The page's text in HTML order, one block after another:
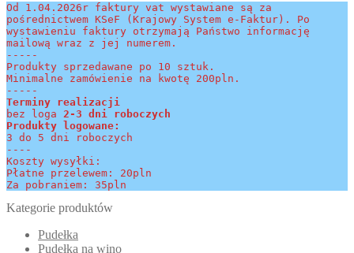
Od 1.04.2026r faktury vat wystawiane są za
pośrednictwem KSeF (Krajowy System e-Faktur). Po
wystawieniu faktury otrzymają Państwo informację
mailową wraz z jej numerem.
-----
Produkty sprzedawane po 10 sztuk.
Minimalne zamówienie na kwotę 200pln.
-----
Terminy realizacji
bez loga 2-3 dni roboczych
Produkty logowane:
3 do 5 dni roboczych
----
Koszty wysyłki:
Płatne przelewem: 20pln
Za pobraniem: 35pln
Kategorie produktów
Pudełka
Pudełka na wino